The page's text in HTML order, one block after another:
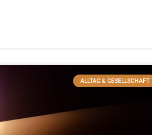
ALLTAG & GESELLSCHAFT